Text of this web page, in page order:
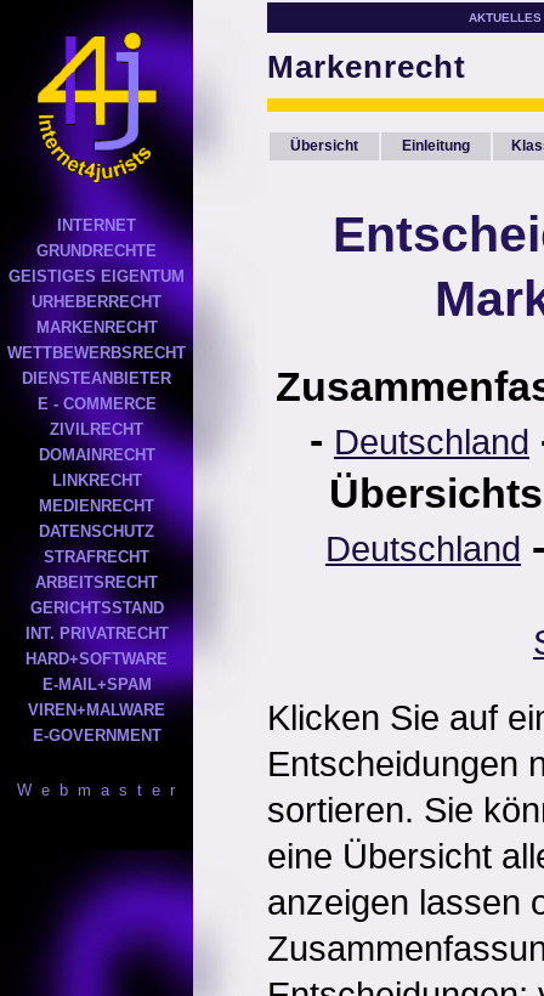
INTERNET
GRUNDRECHTE
GEISTIGES EIGENTUM
URHEBERRECHT
MARKENRECHT
WETTBEWERBSRECHT
DIENSTEANBIETER
E - COMMERCE
ZIVILRECHT
DOMAINRECHT
LINKRECHT
MEDIENRECHT
DATENSCHUTZ
STRAFRECHT
ARBEITSRECHT
GERICHTSSTAND
INT. PRIVATRECHT
HARD+SOFTWARE
E-MAIL+SPAM
VIREN+MALWARE
E-GOVERNMENT
W e b m a s t e r
AKTUELLES
Markenrecht
Übersicht Einleitung
- Deutschland
Deutschland
Klicken Sie auf
Entscheidungen
sortieren. Sie
eine Übersicht
anzeigen lassen